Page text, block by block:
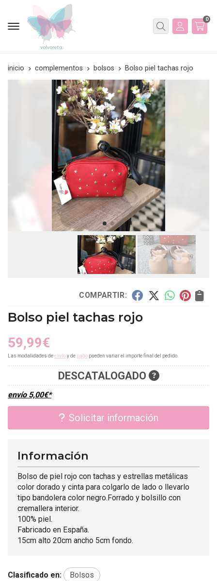
Buscar
0
inicio complementos bolsos Bolso piel tachas rojo
COMPARTIR:
Bolso piel tachas rojo
59,99€
Las modalidades deenvíoy de pago pueden variar el importe final del pedido.
DESCATALOGADO
envío 5,00€*
Solicitar información
Información
Bolso de piel rojo con tachas y estrellas metálicas
color dorado y cinta para colgarlo de lado o llevarlo
tipo bandolera color negro.Forrado y bolsillo con
cremallera interior.
100% piel.
Fabricado en España.
15cm alto 20cm ancho 5cm fondo.
Clasificado en: Bolsos